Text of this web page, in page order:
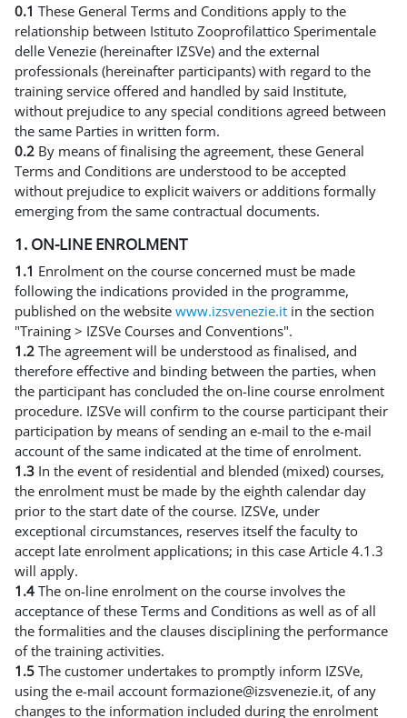
0.1 These General Terms and Conditions apply to the
relationship between Istituto Zooprofilattico Sperimentale
delle Venezie (hereinafter IZSVe) and the external
professionals (hereinafter participants) with regard to the
training service offered and handled by said Institute,
without prejudice to any special conditions agreed between
the same Parties in written form.
0.2 By means of finalising the agreement, these General
Terms and Conditions are understood to be accepted
without prejudice to explicit waivers or additions formally
emerging from the same contractual documents.
1. ON-LINE ENROLMENT
1.1 Enrolment on the course concerned must be made
following the indications provided in the programme,
published on the website www.izsvenezie.it in the section
"Training > IZSVe Courses and Conventions".
1.2 The agreement will be understood as finalised, and
therefore effective and binding between the parties, when
the participant has concluded the on-line course enrolment
procedure. IZSVe will confirm to the course participant their
participation by means of sending an e-mail to the e-mail
account of the same indicated at the time of enrolment.
1.3 In the event of residential and blended (mixed) courses,
the enrolment must be made by the eighth calendar day
prior to the start date of the course. IZSVe, under
exceptional circumstances, reserves itself the faculty to
accept late enrolment applications; in this case Article 4.1.3
will apply.
1.4 The on-line enrolment on the course involves the
acceptance of these Terms and Conditions as well as of all
the formalities and the clauses disciplining the performance
of the training activities.
1.5 The customer undertakes to promptly inform IZSVe,
using the e-mail account formazione@izsvenezie.it, of any
changes to the information included during the enrolment